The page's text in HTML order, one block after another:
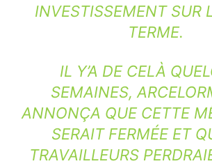
INVESTISSEMENT SUR
TERME.
IL Y’A DE CELÀ
SEMAINES,
ANNONÇA QUE CETTE
SERAIT FERMÉE ET
TRAVAILLEURS